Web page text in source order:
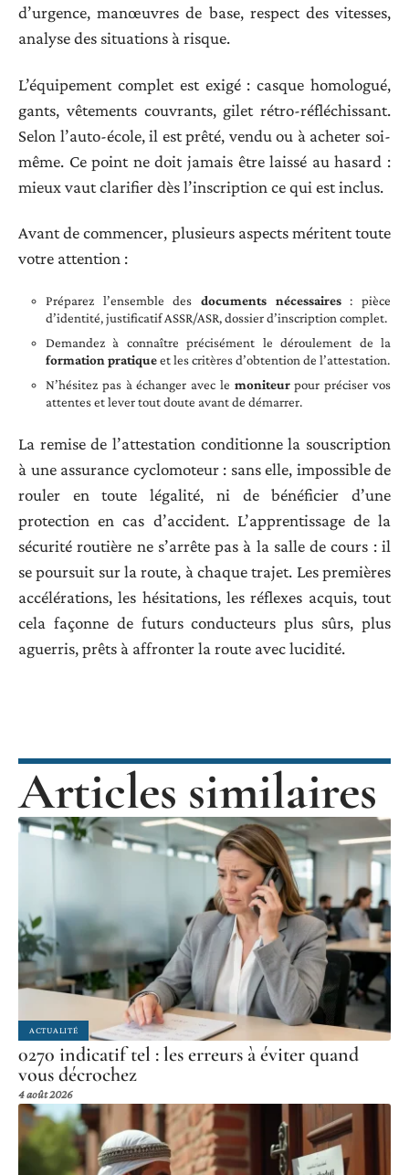
d’urgence, manœuvres de base, respect des vitesses,
analyse des situations à risque.
L’équipement complet est exigé : casque homologué,
gants, vêtements couvrants, gilet rétro-réfléchissant.
Selon l’auto-école, il est prêté, vendu ou à acheter soi-
même. Ce point ne doit jamais être laissé au hasard :
mieux vaut clarifier dès l’inscription ce qui est inclus.
Avant de commencer, plusieurs aspects méritent toute
votre attention :
Préparez l’ensemble des documents nécessaires: pièce
d’identité, justificatif ASSR/ASR, dossier d’inscription complet.
Demandez à connaître précisément le déroulement de la
formation pratiqueet les critères d’obtention de l’attestation.
N’hésitez pas à échanger avec le moniteurpour préciser vos
attentes et lever tout doute avant de démarrer.
La remise de l’attestation conditionne la souscription
à une assurance cyclomoteur : sans elle, impossible de
rouler en toute légalité, ni de bénéficier d’une
protection en cas d’accident. L’apprentissage de la
sécurité routière ne s’arrête pas à la salle de cours : il
se poursuit sur la route, à chaque trajet. Les premières
accélérations, les hésitations, les réflexes acquis, tout
cela façonne de futurs conducteurs plus sûrs, plus
aguerris, prêts à affronter la route avec lucidité.
Articles similaires
ACTUALITÉ
0270 indicatif tel : les erreurs à éviter quand
vous décrochez
4 août 2026